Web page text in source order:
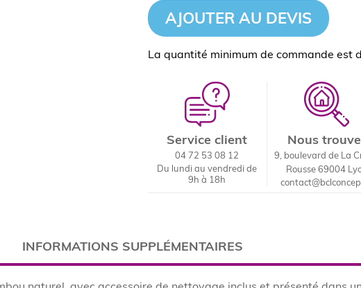
AJOUTER AU DEVIS
La quantité minimum de commande est
Service client
04 72 53 08 12
Du lundi au vendredi de
9h à 18h
Nous
9, boulevard de La
Rousse 69004
INFORMATIONS SUPPLÉMENTAIRES